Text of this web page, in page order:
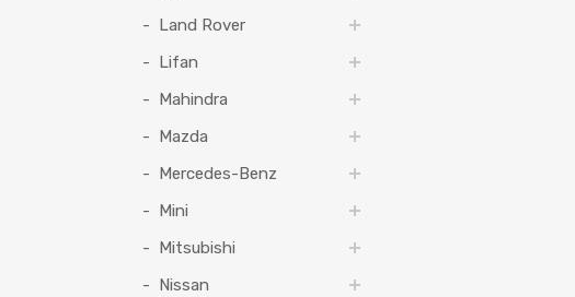
Land Rover
Lifan
Mahindra
Mazda
Mercedes-Benz
Mini
Mitsubishi
Nissan